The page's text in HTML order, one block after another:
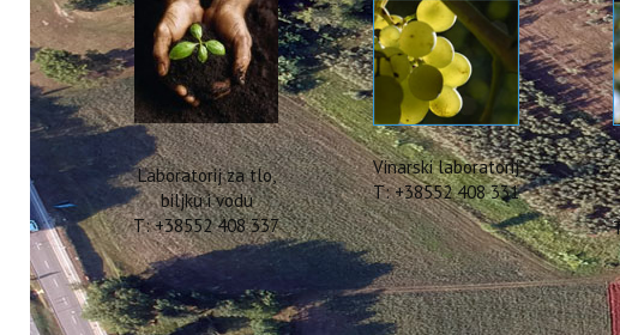
Laboratorij za tlo,
biljku i vodu
T: +38552 408 337
Vinarski laboratorij
T: +38552 408 331